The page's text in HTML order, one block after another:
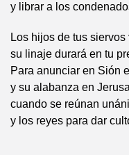
y librar a los
Los hijos de tus
su linaje durará en tu
Para anunciar en Sión
y su alabanza en
cuando se reúnan
y los reyes para dar